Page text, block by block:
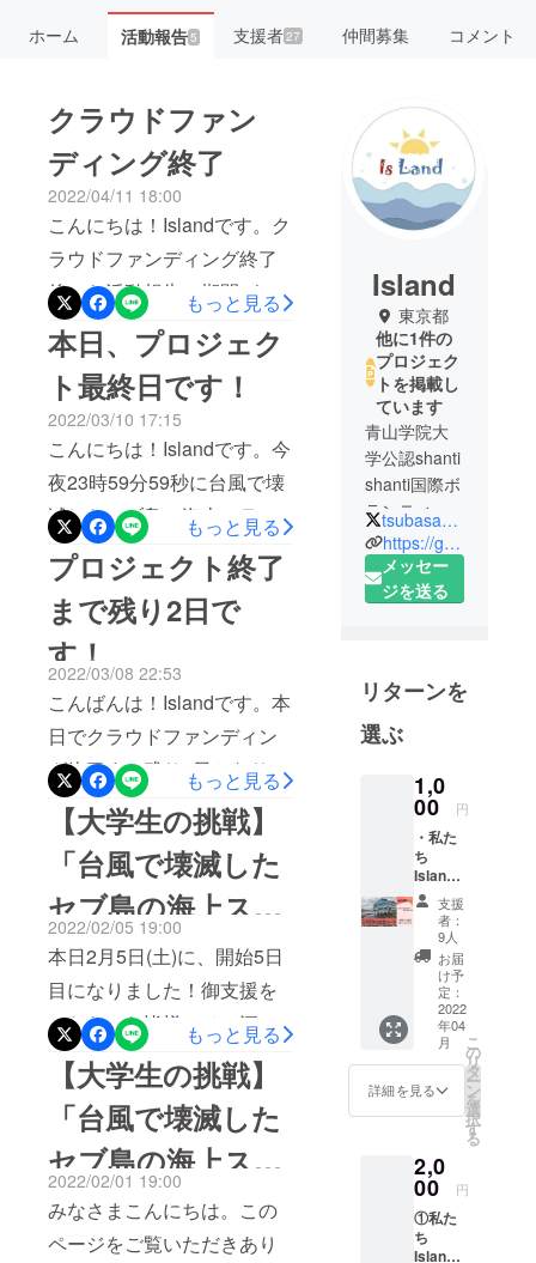
ホーム 活動報告5 支援者27 仲間募集 コメント
クラウドファン
ディング終了
2022/04/11 18:00
こんにちは！Islandです。ク
ラウドファンディング終了
後から活動報告の期間が空
いてしまい、申し訳ござい
ません。3月10日を持ちまし
て、クラウドファンディン
グは終了いたしました。最
終的に27名の方に総額
85,000円のご支援していた
だきました。この活動の拡
散や支援に協力してくだ
さった方々に心から感謝申
し上げます。現在、リター
ン品の制作を行っておりま
す。リターン品の発送は今
月末に、GoodMorning様へ
の手数料とリターン品の諸
経費を除いた支援金は5月中
旬に現地への送金を予定し
ております。皆様からいた
だいたご支援は、私たちが
責任もってお届けします。
最後になりますが、私たち
のプロジェクトにご協力い
ただき、本当にありがとう
ございます。Island一同
もっと見る
本日、プロジェク
ト最終日です！
2022/03/10 17:15
こんにちは！Islandです。今
夜23時59分59秒に台風で壊
滅したセブ島の海上スラム
にある教会再建のプロジェ
クトが終了します。昨年の
12月にセブ島を襲ったスー
パー台風は海上スラムに暮
らす人々に甚大な被害をも
たらしました。コロナウイ
ルスが蔓延したことで生活
するのに必要な仕事もなく
なり、厳しい状況が続いて
いた矢先にスーパー台風の
影響を受け、多くの方が家
をなくしました。海上スラ
ムに暮らす人々のよりどこ
ろであった教会も被害を受
けました。この海上スラム
のコミュニティの中心で
あった教会を再建すること
で、多くの笑顔を取り戻し
たいです。このプロジェク
トの募集終了まで、私たち
は全力で取り組みます。海
上スラムの方々が1日でもは
もっと見る
プロジェクト終了
まで残り2日で
す！
2022/03/08 22:53
こんばんは！Islandです。本
日でクラウドファンディン
グ終了まで残り2日となりま
した。現在、支援者の方が
19名、支援金額が65,000円
となっております。皆様の
暖かいご支援、心より感謝
申し上げます。しかし、教
会再建のためにはまだまだ
皆様のお力添えが必要で
す。ご支援いただく金額が
多いほど、より良い教会を
再建することができます。
台風で失ってしまった「元
の生活」が1日でも早く戻る
よう、プロジェクトに取り
組んでおります。プロジェ
もっと見る
【大学生の挑戦】
「台風で壊滅した
セブ島の海上スラ
ムの教会を再建し
たい！」スタート
5日目
2022/02/05 19:00
本日2月5日(土)に、開始5日
目になりました！御支援を
いただいた皆様には、深く
感謝しております。ありが
とうございます。さて、開
始1日目の夜には、オンライ
ンでミーティングを行いま
した！今後のクラウドファ
ンディングの進め方、意気
もっと見る
【大学生の挑戦】
「台風で壊滅した
セブ島の海上スラ
ムの教会を再建し
たい！」がスター
2022/02/01 19:00
みなさまこんにちは。この
ページをご覧いただきあり
Island
東京都
他に1件の
プロジェク
トを掲載し
ています
青山学院大
学公認shanti
shanti国際ボ
ランティア
愛好会所属
の14人で結
成された
NGO団体の
SLPC様と共
同でフィリ
ピン・セブ
島の台風で
被害を受け
た海上スラ
ムの教会の
再建とラー
ニング・セ
ンターの設
置、貧困問
題の認知度
向上を目指
していま
す。
tsubasa062206
https://go-cebu.com/
メッセー
ジを送る
リターンを
選ぶ
1,0
00 円
・私た
ち
Island
から心
よりお
礼の
メール
支援
者：
9人
お届
け予
定：
2022
年04
月
詳細を見る
こ
の
リ
タ
ー
ン
を
選
択
す
る
2,0
00 円
①私た
ち
Island